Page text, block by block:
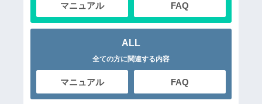
マニュアル FAQ
ALL
全ての方に関連する内容
マニュアル FAQ